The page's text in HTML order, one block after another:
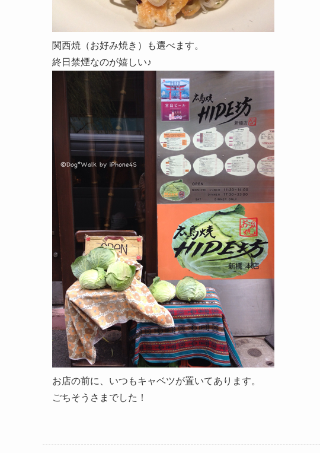
関西焼（お好み焼き）も選べます。
終日禁煙なのが嬉しい♪
お店の前に、いつもキャベツが置いてあります。
ごちそうさまでした！